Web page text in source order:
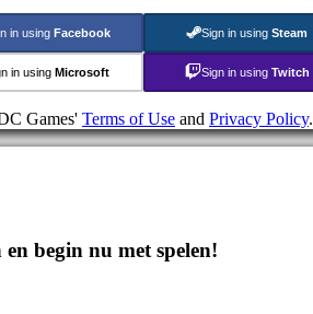
in using Facebook Sign in using Steam
in using Microsoft Sign in using Twitch
Games' Terms of Use and Privacy Policy.
begin nu met spelen!